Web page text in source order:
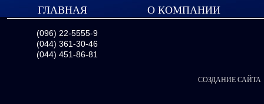
ГЛАВНАЯ О КОМПАНИИ
(096) 22-5555-9
(044) 361-30-46
(044) 451-86-81
СОЗДАНИЕ САЙТА